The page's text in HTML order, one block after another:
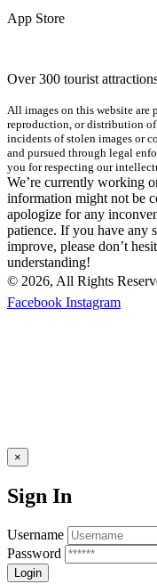
App Store
Over 300 tourist
All images on this website are
reproduction, or distribution
incidents of stolen images or
and pursued through legal
you for respecting our
We’re currently working
information might not be
apologize for any
patience. If you have any
improve, please don’t
understanding!
© 2026, All Rights
Facebook Instagram
×
Sign In
Username
Password